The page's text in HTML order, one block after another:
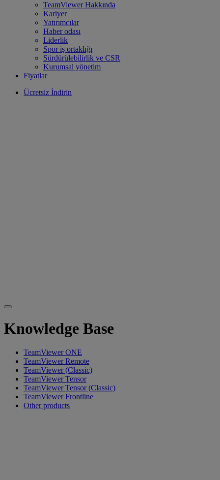
TeamViewer Hakkında
Kariyer
Yatırımcılar
Haber odası
Liderlik
Spor iş ortaklığı
Sürdürülebilirlik ve CSR
Kurumsal yönetim
Fiyatlar
Ücretsiz İndirin
Knowledge Base
TeamViewer ONE
TeamViewer Remote
TeamViewer (Classic)
TeamViewer Tensor
TeamViewer Tensor (Classic)
TeamViewer Frontline
Other products